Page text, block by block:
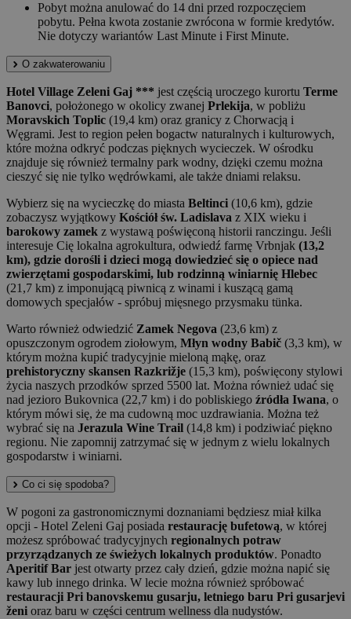
Pobyt można anulować do 14 dni przed rozpoczęciem
pobytu. Pełna kwota zostanie zwrócona w formie kredytów.
Nie dotyczy wariantów Last Minute i First Minute.
O zakwaterowaniu
Hotel Village Zeleni Gaj *** jest częścią uroczego kurortu Terme
Banovci, położonego w okolicy zwanej Prlekija, w pobliżu
Moravskich Toplic (19,4 km) oraz granicy z Chorwacją i
Węgrami. Jest to region pełen bogactw naturalnych i kulturowych,
które można odkryć podczas pięknych wycieczek. W ośrodku
znajduje się również termalny park wodny, dzięki czemu można
cieszyć się nie tylko wędrówkami, ale także dniami relaksu.
Wybierz się na wycieczkę do miasta Beltinci (10,6 km), gdzie
zobaczysz wyjątkowy Kościół św. Ladislava z XIX wieku i
barokowy zamek z wystawą poświęconą historii ranczingu. Jeśli
interesuje Cię lokalna agrokultura, odwiedź farmę Vrbnjak (13,2
km), gdzie dorośli i dzieci mogą dowiedzieć się o opiece nad
zwierzętami gospodarskimi, lub rodzinną winiarnię Hlebec
(21,7 km) z imponującą piwnicą z winami i kuszącą gamą
domowych specjałów - spróbuj mięsnego przysmaku tünka.
Warto również odwiedzić Zamek Negova (23,6 km) z
opuszczonym ogrodem ziołowym, Młyn wodny Babič (3,3 km), w
którym można kupić tradycyjnie mieloną mąkę, oraz
prehistoryczny skansen Razkrižje (15,3 km), poświęcony stylowi
życia naszych przodków sprzed 5500 lat. Można również udać się
nad jezioro Bukovnica (22,7 km) i do pobliskiego źródła Iwana, o
którym mówi się, że ma cudowną moc uzdrawiania. Można też
wybrać się na Jerazula Wine Trail (14,8 km) i podziwiać piękno
regionu. Nie zapomnij zatrzymać się w jednym z wielu lokalnych
gospodarstw i winiarni.
Co ci się spodoba?
W pogoni za gastronomicznymi doznaniami będziesz miał kilka
opcji - Hotel Zeleni Gaj posiada restaurację bufetową, w której
możesz spróbować tradycyjnych regionalnych potraw
przyrządzanych ze świeżych lokalnych produktów. Ponadto
Aperitif Bar jest otwarty przez cały dzień, gdzie można napić się
kawy lub innego drinka. W lecie można również spróbować
restauracji Pri banovskemu gusarju, letniego baru Pri gusarjevi
ženi oraz baru w części centrum wellness dla nudystów.